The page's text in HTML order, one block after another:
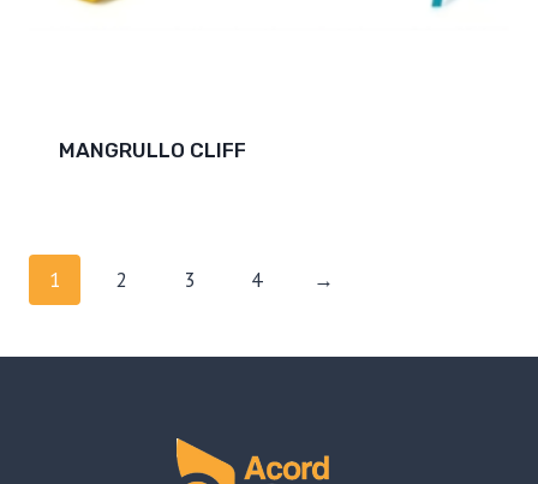
MANGRULLO CLIFF
1 2 3 4 →